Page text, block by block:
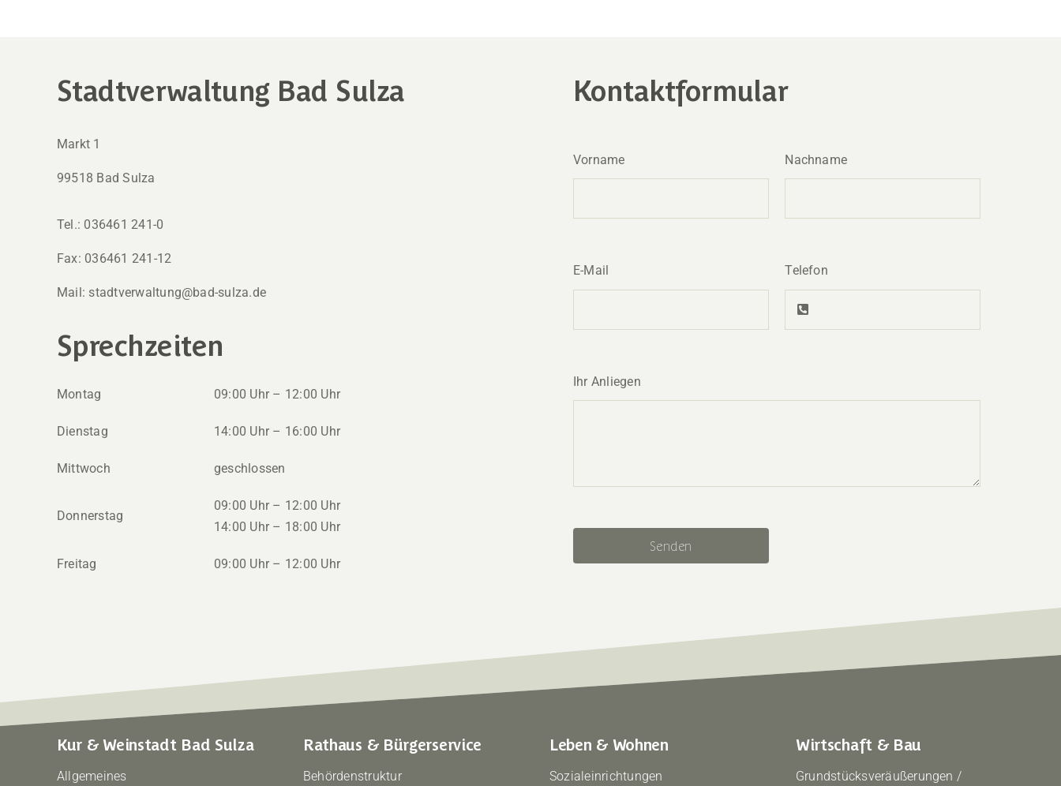
Stadtverwaltung Bad Sulza
Markt 1
99518 Bad Sulza
Tel.: 036461 241-0
Fax: 036461 241-12
Mail: stadtverwaltung@bad-sulza.de
Sprechzeiten
Montag 09:00 Uhr – 12:00 Uhr
Dienstag 14:00 Uhr – 16:00 Uhr
Mittwoch geschlossen
Donnerstag
09:00 Uhr – 12:00 Uhr
14:00 Uhr – 18:00 Uhr
Freitag 09:00 Uhr – 12:00 Uhr
Kontaktformular
Vorname Nachname
E-Mail Telefon
Ihr Anliegen
Senden
Kur & Weinstadt Bad Sulza
Allgemeines
Rathaus & Bürgerservice
Behördenstruktur
Leben & Wohnen
Sozialeinrichtungen
Wirtschaft & Bau
Grundstücksveräußerungen /